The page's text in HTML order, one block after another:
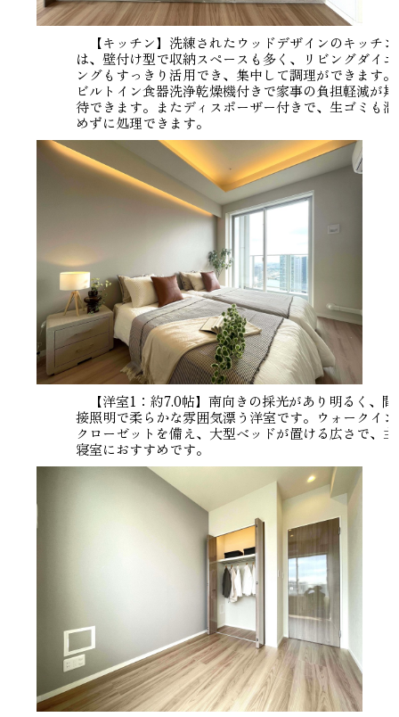
【キッチン】洗練されたウッドデザインのキッチン
は、壁付け型で収納スペースも多く、リビングダイニ
ングもすっきり活用でき、集中して調理ができます。
ビルトイン食器洗浄乾燥機付きで家事の負担軽減が期
待できます。またディスポーザー付きで、生ゴミも溜
めずに処理できます。
【洋室1：約7.0帖】南向きの採光があり明るく、間
接照明で柔らかな雰囲気漂う洋室です。ウォークイン
クローゼットを備え、大型ベッドが置ける広さで、主
寝室におすすめです。